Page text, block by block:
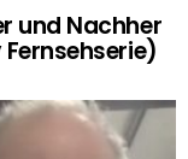
und Nachher